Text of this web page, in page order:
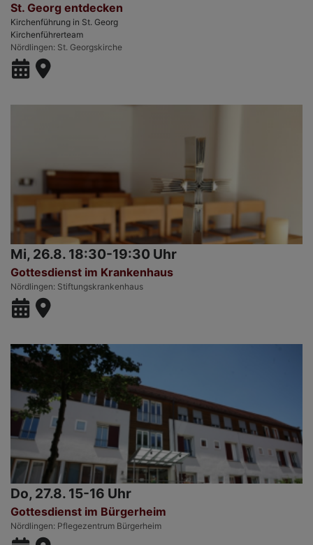
St. Georg entdecken
Kirchenführung in St. Georg
Kirchenführerteam
Nördlingen St. Georgskirche
Mi, 26.8. 18:30-19:30 Uhr
Gottesdienst im Krankenhaus
Nördlingen Stiftungskrankenhaus
Do, 27.8. 15-16 Uhr
Gottesdienst im Bürgerheim
Nördlingen Pflegezentrum Bürgerheim